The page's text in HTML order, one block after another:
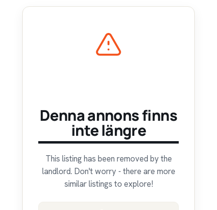
Denna annons finns
inte längre
This listing has been removed by the
landlord. Don't worry - there are more
similar listings to explore!